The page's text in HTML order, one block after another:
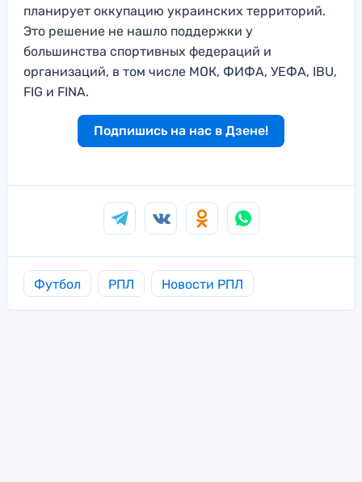
планирует оккупацию украинских территорий.
Это решение не нашло поддержки у
большинства спортивных федераций и
организаций, в том числе МОК, ФИФА, УЕФА, IBU,
FIG и FINA.
Подпишись на нас в Дзене!
Футбол РПЛ Новости РПЛ